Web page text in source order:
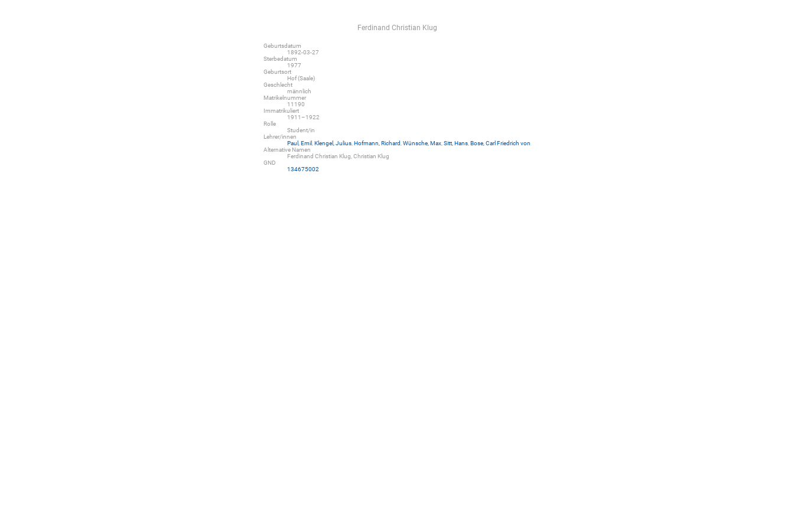
Ferdinand Christian Klug
Geburtsdatum
1892-03-27
Sterbedatum
1977
Geburtsort
Hof (Saale)
Geschlecht
männlich
Matrikelnummer
11190
Immatrikuliert
1911–1922
Rolle
Student/in
Lehrer/innen
Paul, Emil Klengel, Julius Hofmann, Richard Wünsche, Max Sitt, Hans Bose, Carl Friedrich von
Alternative Namen
Ferdinand Christian Klug, Christian Klug
GND
134675002